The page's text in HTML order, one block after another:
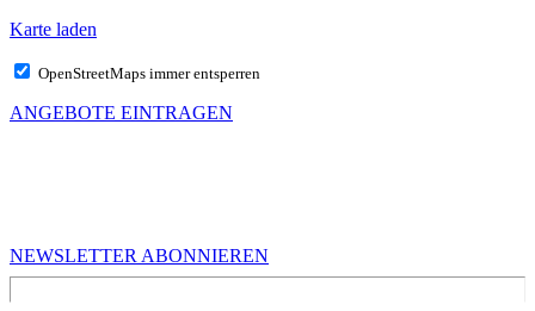
Karte laden
OpenStreetMaps immer entsperren
ANGEBOTE EINTRAGEN
NEWSLETTER ABONNIEREN